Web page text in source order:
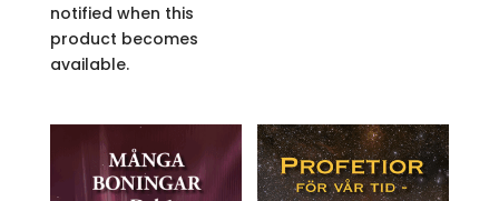
notified when this
product becomes
available.